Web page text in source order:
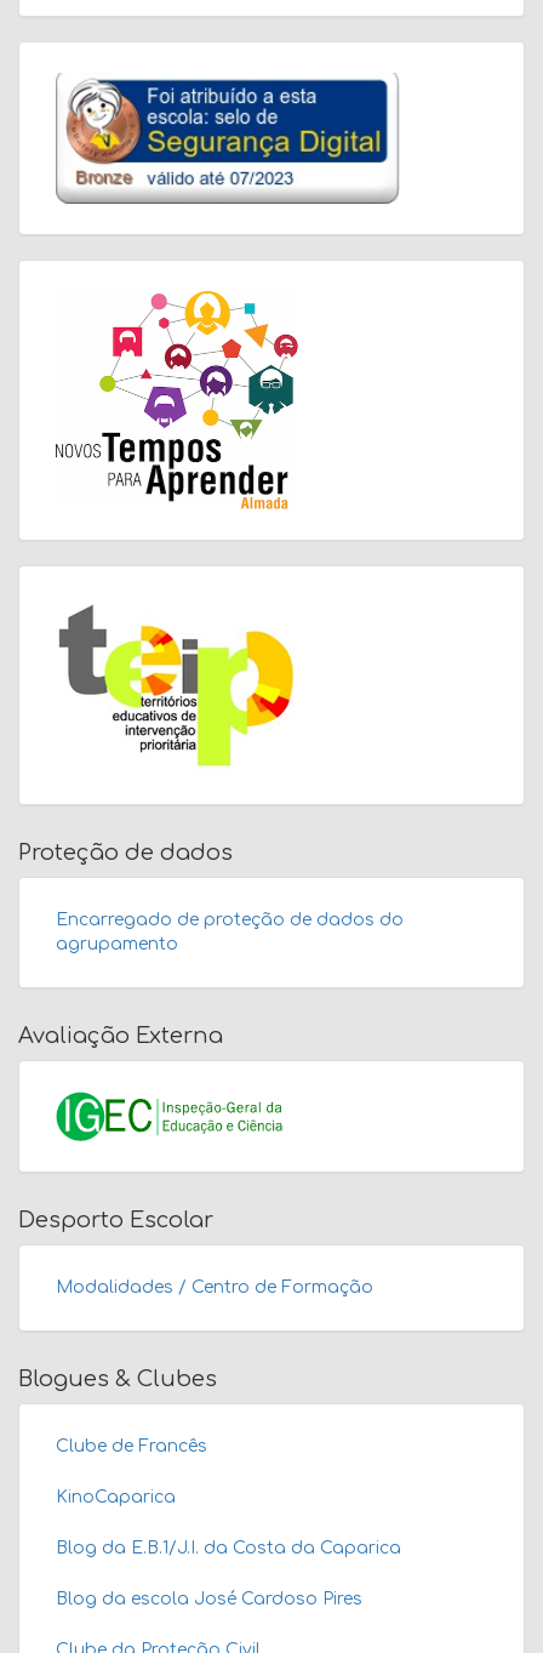
Proteção de dados
Encarregado de proteção de dados do
agrupamento
Avaliação Externa
Desporto Escolar
Modalidades / Centro de Formação
Blogues & Clubes
Clube de Francês
KinoCaparica
Blog da E.B.1/J.I. da Costa da Caparica
Blog da escola José Cardoso Pires